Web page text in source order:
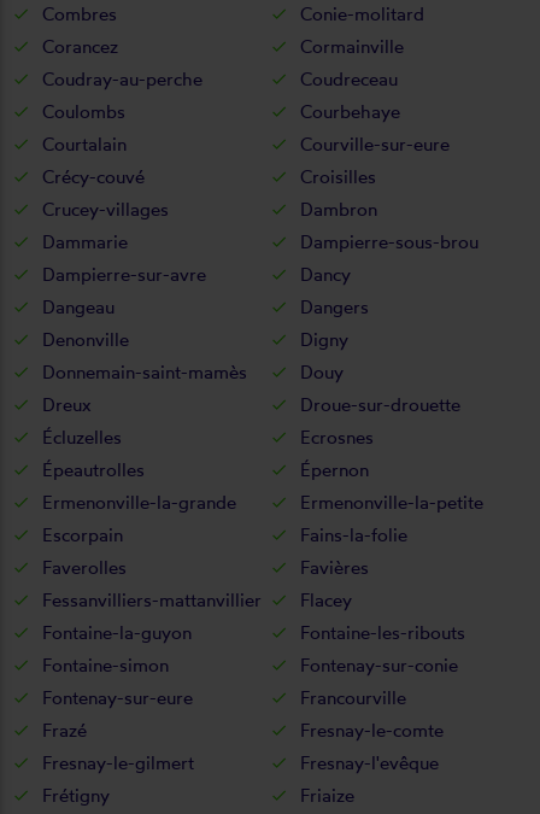
Combres
Conie-molitard
Corancez
Cormainville
Coudray-au-perche
Coudreceau
Coulombs
Courbehaye
Courtalain
Courville-sur-eure
Crécy-couvé
Croisilles
Crucey-villages
Dambron
Dammarie
Dampierre-sous-brou
Dampierre-sur-avre
Dancy
Dangeau
Dangers
Denonville
Digny
Donnemain-saint-mamès
Douy
Dreux
Droue-sur-drouette
Écluzelles
Ecrosnes
Épeautrolles
Épernon
Ermenonville-la-grande
Ermenonville-la-petite
Escorpain
Fains-la-folie
Faverolles
Favières
Fessanvilliers-mattanvillier
Flacey
Fontaine-la-guyon
Fontaine-les-ribouts
Fontaine-simon
Fontenay-sur-conie
Fontenay-sur-eure
Francourville
Frazé
Fresnay-le-comte
Fresnay-le-gilmert
Fresnay-l'evêque
Frétigny
Friaize